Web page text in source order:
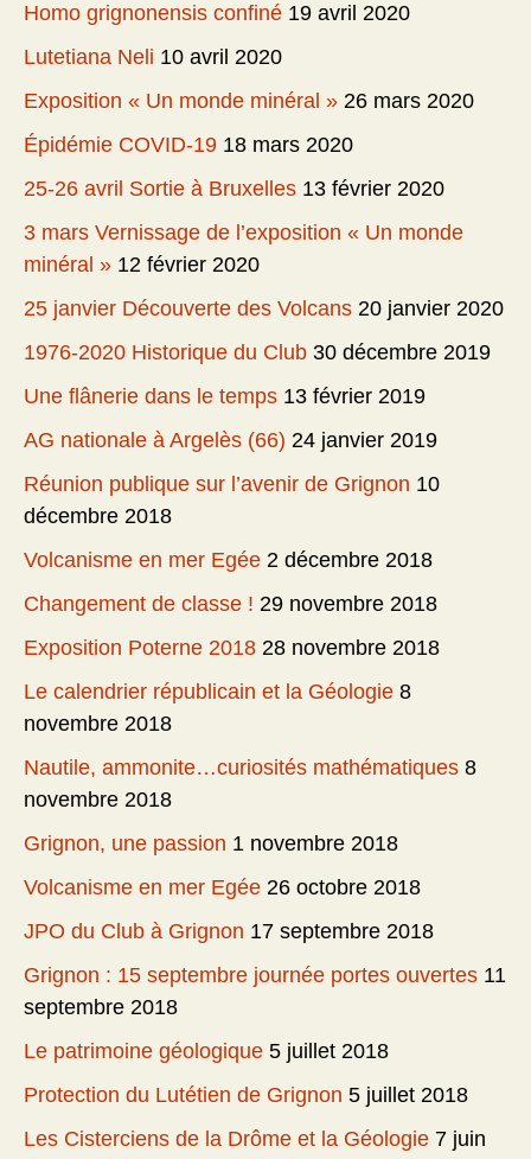
Homo grignonensis confiné 19 avril 2020
Lutetiana Neli 10 avril 2020
Exposition « Un monde minéral » 26 mars 2020
Épidémie COVID-19 18 mars 2020
25-26 avril Sortie à Bruxelles 13 février 2020
3 mars Vernissage de l’exposition « Un monde
minéral » 12 février 2020
25 janvier Découverte des Volcans 20 janvier 2020
1976-2020 Historique du Club 30 décembre 2019
Une flânerie dans le temps 13 février 2019
AG nationale à Argelès (66) 24 janvier 2019
Réunion publique sur l’avenir de Grignon 10
décembre 2018
Volcanisme en mer Egée 2 décembre 2018
Changement de classe ! 29 novembre 2018
Exposition Poterne 2018 28 novembre 2018
Le calendrier républicain et la Géologie 8
novembre 2018
Nautile, ammonite…curiosités mathématiques 8
novembre 2018
Grignon, une passion 1 novembre 2018
Volcanisme en mer Egée 26 octobre 2018
JPO du Club à Grignon 17 septembre 2018
Grignon : 15 septembre journée portes ouvertes 11
septembre 2018
Le patrimoine géologique 5 juillet 2018
Protection du Lutétien de Grignon 5 juillet 2018
Les Cisterciens de la Drôme et la Géologie 7 juin